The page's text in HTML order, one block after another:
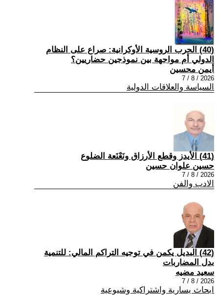
(40) الحرب الروسية الأوكرانية: صراع على النظام
الدولي أم مواجهة بين نموذجين حضاريين؟
أيمن محسين
2026 / 8 / 7
السياسة والعلاقات الدولية
(41) الأيدز وقطع الأرزاق ونَعْنَعة الضلوع
حسين علوان حسين
2026 / 8 / 7
الادب والفن
(42) البديل يكمن في توجيه التراكم المالي: للتنمية
بدل المضاربات
سعيد مضيه
2026 / 8 / 7
ابحاث يسارية واشتراكية وشيوعية